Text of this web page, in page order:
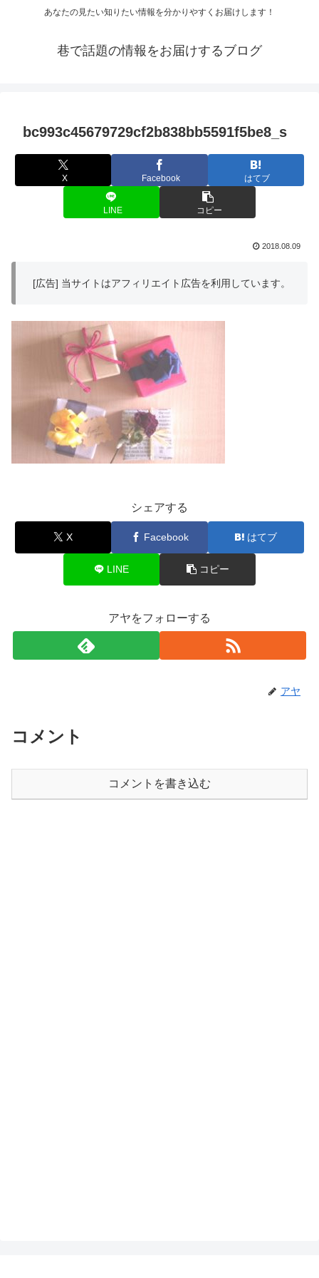
あなたの見たい知りたい情報を分かりやすくお届けします！
巷で話題の情報をお届けするブログ
bc993c45679729cf2b838bb5591f5be8_s
X Facebook はてブ
LINE コピー
2018.08.09
[広告] 当サイトはアフィリエイト広告を利用しています。
シェアする
X Facebook はてブ
LINE コピー
アヤをフォローする
アヤ
コメント
コメントを書き込む